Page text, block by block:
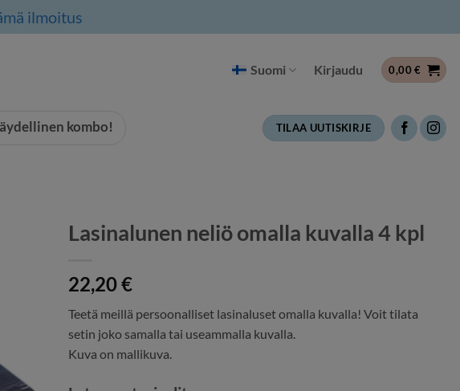
ilmoitus
Suomi Kirjaudu 0,00€
kombo! TILAA UUTISKIRJE
Lasinalunen neliö omalla kuvalla 4 kpl
22,20€
Teetä meillä persoonalliset lasinaluset omalla kuvalla! Voit tilata
setin joko samalla tai useammalla kuvalla.
Kuva on mallikuva.